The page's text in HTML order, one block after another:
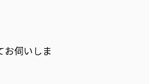
お伺いしま